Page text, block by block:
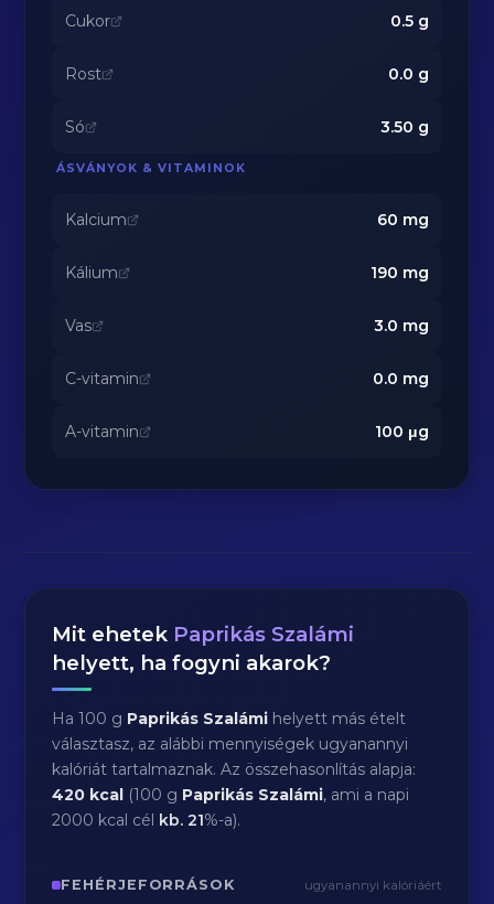
Cukor 0.5g
Rost 0.0 g
Só 3.50 g
ÁSVÁNYOK & VITAMINOK
Kalcium 60 mg
Kálium 190 mg
Vas 3.0 mg
C-vitamin 0.0 mg
A-vitamin 100 μg
Mit ehetek Paprikás Szalámi
helyett, ha fogyni akarok?
Ha 100 g Paprikás Szalámi helyett más ételt
választasz, az alábbi mennyiségek ugyanannyi
kalóriát tartalmaznak. Az összehasonlítás alapja:
420 kcal (100 g Paprikás Szalámi, ami a napi
2000 kcal cél kb.21%-a).
FEHÉRJEFORRÁSOK ugyanannyi kalóriáért